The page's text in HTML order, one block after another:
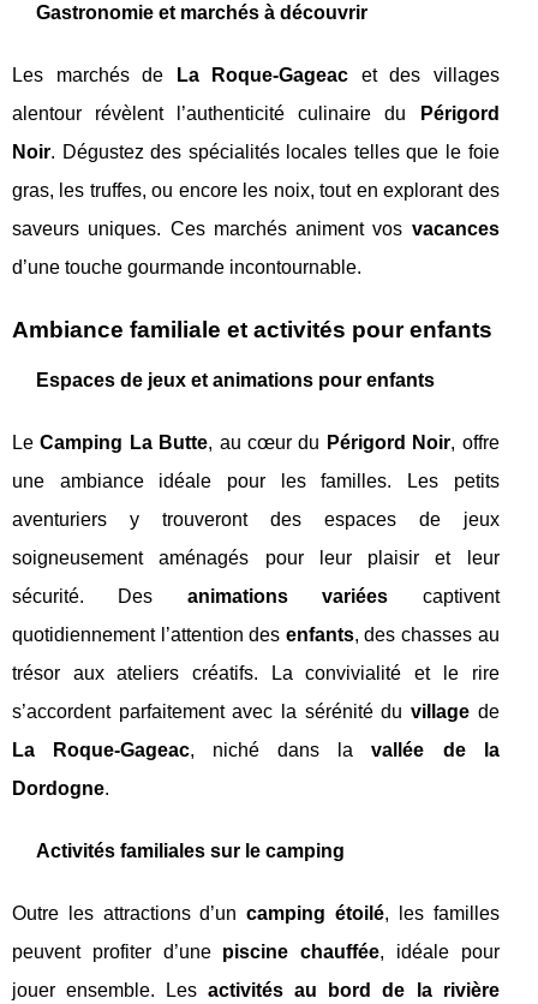
Gastronomie et marchés à découvrir
Les marchés de La Roque-Gageac et des villages
alentour révèlent l’authenticité culinaire du
Périgord
Noir. Dégustez des spécialités locales telles que le foie
gras, les truffes, ou encore les noix, tout en explorant des
saveurs uniques. Ces marchés animent vos vacances
d’une touche gourmande incontournable.
Ambiance familiale et activités pour enfants
Espaces de jeux et animations pour enfants
LeCamping La Butte, au cœur du Périgord Noir, offre
une ambiance idéale pour les familles. Les petits
aventuriers y trouveront des espaces de jeux
soigneusement aménagés pour leur plaisir et leur
sécurité. Des animations variées captivent
quotidiennement l’attention des enfants, des chasses au
trésor aux ateliers créatifs. La convivialité et le rire
s’accordent parfaitement avec la sérénité du villagede
La Roque-Gageac, niché dans lavallée de la
Dordogne.
Activités familiales sur le camping
Outre les attractions d’uncamping étoilé, les familles
peuvent profiter d’une piscine chauffée, idéale pour
jouer ensemble. Lesactivités au bord de la rivière